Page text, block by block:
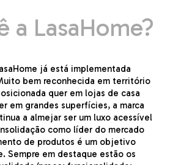
a LasaHome?
já está implementada
bem reconhecida em território
quer em lojas de casa
em grandes superfícies, a marca
a almejar ser um luxo acessível
como líder do mercado
de produtos é um objetivo
Sempre em destaque estão os